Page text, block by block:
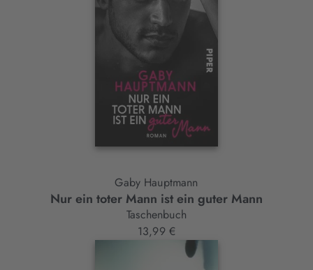
Gaby Hauptmann
Nur ein toter Mann ist ein guter Mann
Taschenbuch
13,99 €